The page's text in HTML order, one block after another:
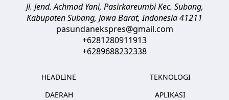
Jl. Jend. Achmad Yani, Pasirkareumbi Kec. Subang,
Kabupaten Subang, Jawa Barat,Indonesia41211
pasundanekspres@gmail.com
+6281280911913
+6289688232338
HEADLINE
DAERAH
TEKNOLOGI
APLIKASI